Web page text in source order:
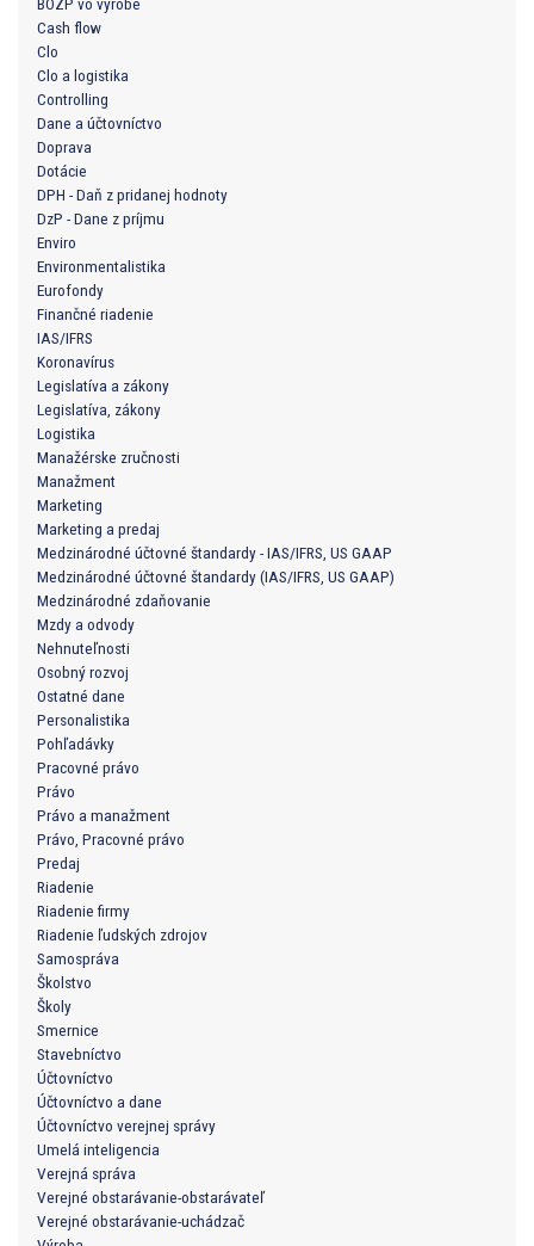
Cash flow
Clo
Clo a logistika
Controlling
Dane a účtovníctvo
Doprava
Dotácie
DPH - Daň z pridanej hodnoty
DzP - Dane z príjmu
Enviro
Environmentalistika
Eurofondy
Finančné riadenie
IAS/IFRS
Koronavírus
Legislatíva a zákony
Legislatíva, zákony
Logistika
Manažérske zručnosti
Manažment
Marketing
Marketing a predaj
Medzinárodné účtovné štandardy - IAS/IFRS, US GAAP
Medzinárodné účtovné štandardy (IAS/IFRS, US GAAP)
Medzinárodné zdaňovanie
Mzdy a odvody
Nehnuteľnosti
Osobný rozvoj
Ostatné dane
Personalistika
Pohľadávky
Pracovné právo
Právo
Právo a manažment
Právo, Pracovné právo
Predaj
Riadenie
Riadenie firmy
Riadenie ľudských zdrojov
Samospráva
Školstvo
Školy
Smernice
Stavebníctvo
Účtovníctvo
Účtovníctvo a dane
Účtovníctvo verejnej správy
Umelá inteligencia
Verejná správa
Verejné obstarávanie-obstarávateľ
Verejné obstarávanie-uchádzač